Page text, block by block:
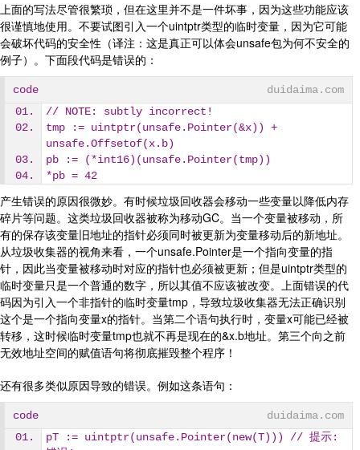
上面的写法尽管很繁琐，但在这里并不是一件坏事，因为这些功能应该
很谨慎地使用。不要试图引入一个uintptr类型的临时变量，因为它可能
会破坏代码的安全性（译注：这是真正可以体会unsafe包为何不安全的
例子）。下面段代码是错误的：
code
duidaima.com
// NOTE: subtly incorrect!
tmp := uintptr(unsafe.Pointer(&x)) +
unsafe.Offsetof(x.b)
pb := (*int16)(unsafe.Pointer(tmp))
*pb = 42
产生错误的原因很微妙。有时候垃圾回收器会移动一些变量以降低内存
碎片等问题。这类垃圾回收器被称为移动GC。当一个变量被移动，所
有的保存该变量旧地址的指针必须同时被更新为变量移动后的新地址。
从垃圾收集器的视角来看，一个unsafe.Pointer是一个指向变量的指
针，因此当变量被移动时对应的指针也必须被更新；但是uintptr类型的
临时变量只是一个普通的数字，所以其值不应该被改变。上面错误的代
码因为引入一个非指针的临时变量tmp，导致垃圾收集器无法正确识别
这个是一个指向变量x的指针。当第二个语句执行时，变量x可能已经被
转移，这时候临时变量tmp也就不再是现在的&x.b地址。第三个向之前
无效地址空间的赋值语句将彻底摧毁整个程序！
还有很多类似原因导致的错误。例如这条语句：
code
duidaima.com
pT := uintptr(unsafe.Pointer(new(T))) // 提示: